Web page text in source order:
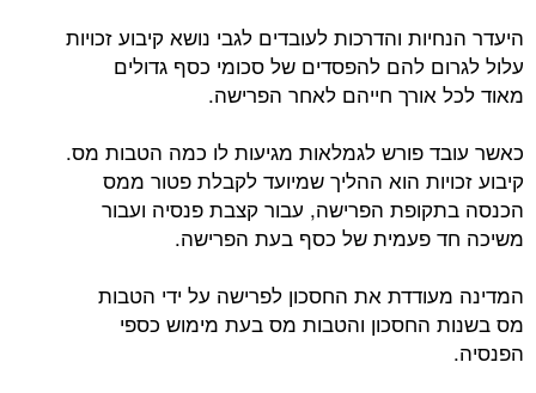
היעדר הנחיות והדרכות לעובדים לגבי נושא קיבוע זכויות
עלול לגרום להם להפסדים של סכומי כסף גדולים
מאוד לכל אורך חייהם לאחר הפרישה.
כאשר עובד פורש לגמלאות מגיעות לו כמה הטבות מס.
קיבוע זכויות הוא ההליך שמיועד לקבלת פטור ממס
הכנסה בתקופת הפרישה, עבור קצבת פנסיה ועבור
משיכה חד פעמית של כסף בעת הפרישה.
המדינה מעודדת את החסכון לפרישה על ידי הטבות
מס בשנות החסכון והטבות מס בעת מימוש כספי
הפנסיה.